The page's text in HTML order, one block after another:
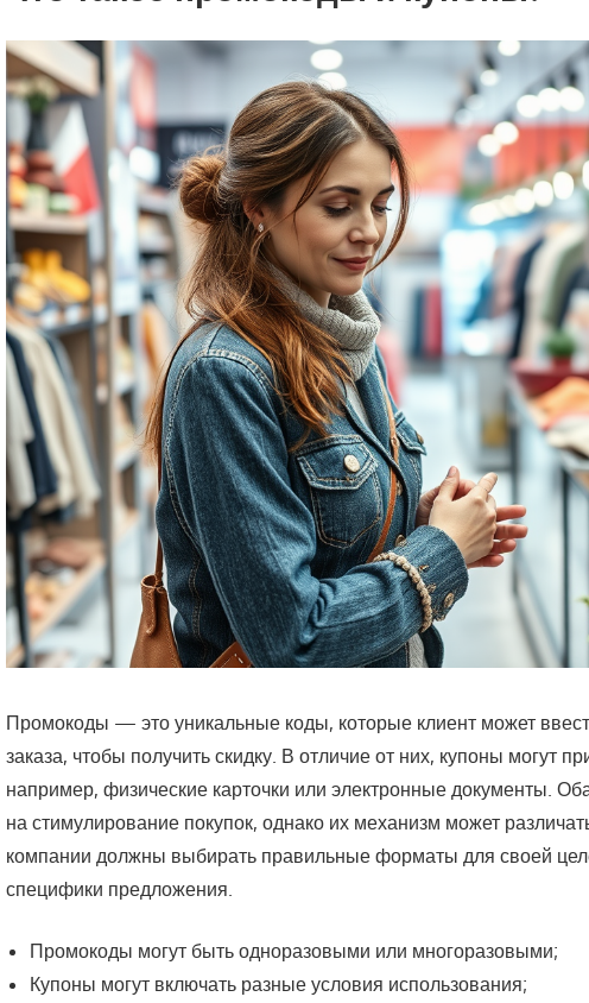
Промокоды — это уникальные коды, которые клиент может
заказа, чтобы получить скидку. В отличие от них, купоны могут
например, физические карточки или электронные документы.
на стимулирование покупок, однако их механизм может
компании должны выбирать правильные форматы для своей
специфики предложения.
Промокоды могут быть одноразовыми или многоразовыми;
Купоны могут включать разные условия использования;